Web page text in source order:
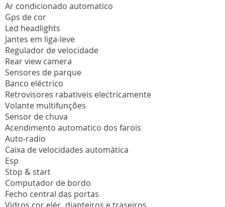
Ar condicionado automatico
Gps de cor
Led headlights
Jantes em liga-leve
Regulador de velocidade
Rear view camera
Sensores de parque
Banco eléctrico
Retrovisores rabativeis electricamente
Volante multifunções
Sensor de chuva
Acendimento automatico dos farois
Auto-radio
Caixa de velocidades automàtica
Esp
Stop & start
Computador de bordo
Fecho central das portas